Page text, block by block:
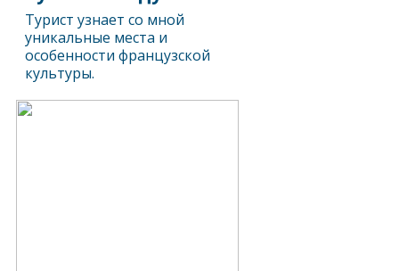
Турист узнает со мной
уникальные места и
особенности французской
культуры.